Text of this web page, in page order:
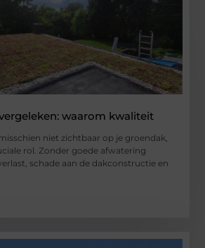
waarom kwaliteit
niet zichtbaar op je groendak,
rol. Zonder goede afwatering
schade aan de dakconstructie en